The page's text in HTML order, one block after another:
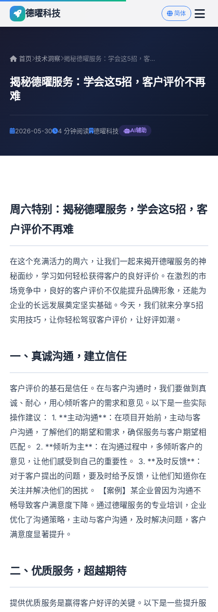
德曜科技 简体
首页 技术洞察 揭秘德曜服务：学会这5招，客户评价不再难
揭秘德曜服务：学会这5招，客户评价不再
难
2026-05-30 4 分钟阅读 德曜科技 AI辅助
周六特别：揭秘德曜服务，学会这5招，客
户评价不再难
在这个充满活力的周六，让我们一起来揭开德曜服务的神
秘面纱，学习如何轻松获得客户的良好评价。在激烈的市
场竞争中，良好的客户评价不仅能提升品牌形象，还能为
企业的长远发展奠定坚实基础。今天，我们就来分享5招
实用技巧，让你轻松驾驭客户评价，让好评如潮。
一、真诚沟通，建立信任
客户评价的基石是信任。在与客户沟通时，我们要做到真
诚、耐心，用心倾听客户的需求和意见。以下是一些实际
操作建议： 1. **主动沟通**：在项目开始前，主动与客
户沟通，了解他们的期望和需求，确保服务与客户期望相
匹配。 2. **倾听为主**：在沟通过程中，多倾听客户的
意见，让他们感受到自己的重要性。 3. **及时反馈**：
对于客户提出的问题，要及时给予反馈，让他们知道你在
关注并解决他们的困扰。 【案例】某企业曾因为沟通不
畅导致客户满意度下降。通过德曜服务的专业培训，企业
优化了沟通策略，主动与客户沟通，及时解决问题，客户
满意度显著提升。
二、优质服务，超越期待
提供优质服务是赢得客户好评的关键。以下是一些提升服